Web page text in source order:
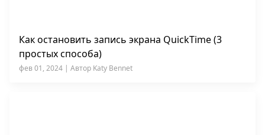
Как остановить запись экрана QuickTime (3
простых способа)
фев 01, 2024 | Автор Katy Bennet